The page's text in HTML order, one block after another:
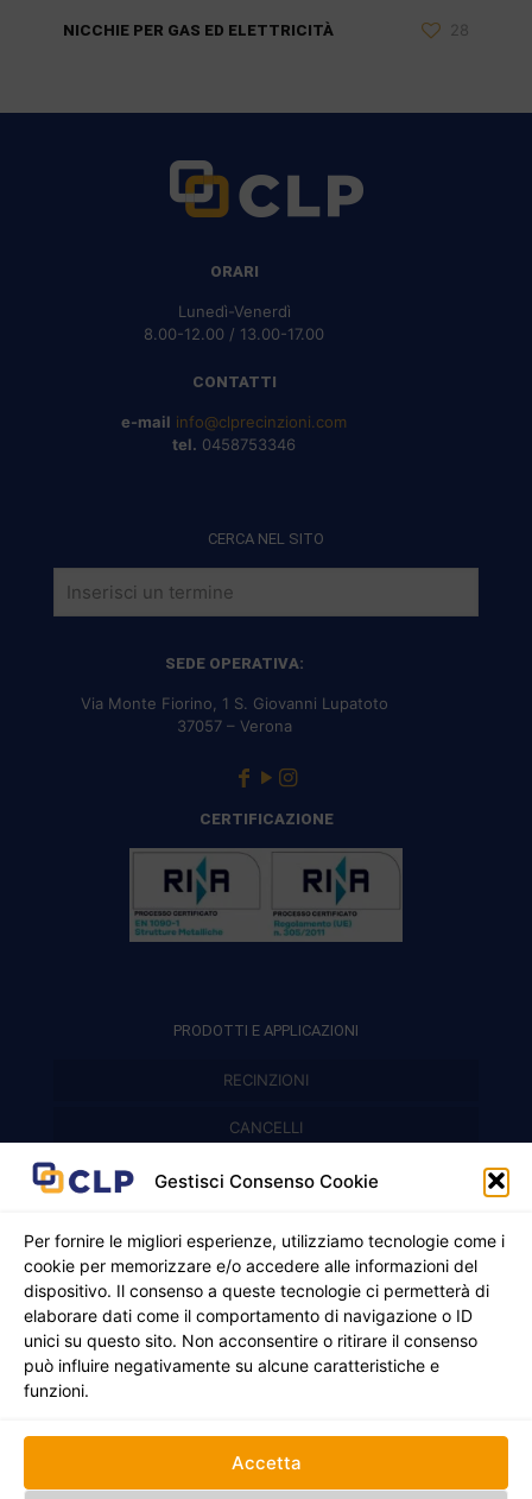
Gestisci Consenso Cookie
Per fornire le migliori esperienze, utilizziamo tecnologie come i
cookie per memorizzare e/o accedere alle informazioni del
dispositivo. Il consenso a queste tecnologie ci permetterà di
elaborare dati come il comportamento di navigazione o ID
unici su questo sito. Non acconsentire o ritirare il consenso
può influire negativamente su alcune caratteristiche e
funzioni.
Accetta
NICCHIE PER GAS ED ELETTRICITÀ 28
ORARI
Lunedì-Venerdì
8.00-12.00 / 13.00-17.00
CONTATTI
e-mail info@clprecinzioni.com
tel. 0458753346
CERCA NEL SITO
SEDE OPERATIVA:
Via Monte Fiorino, 1 S. Giovanni Lupatoto
37057 – Verona
CERTIFICAZIONE
PRODOTTI E APPLICAZIONI
RECINZIONI
Recinzioni modulari
Recinzioni a pannelli
CANCELLI
Cancelli prefabbricati
Cancelli in ferro battuto
Cancelli a due ante
Cancelli scorrevoli
APPLICAZIONI
Griglie e chiusini
Inferriate
Nicchie per gas ed elettricità
© 2021 - 2026 CLP SRLS All Rights Reserved.
CF e P. IVA 05130250235 | Sede legale Via Alessandro
Credits:Creativart
CANCELLI